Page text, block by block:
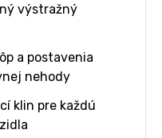
výstražný
a postavenia
nehody
klin pre každú